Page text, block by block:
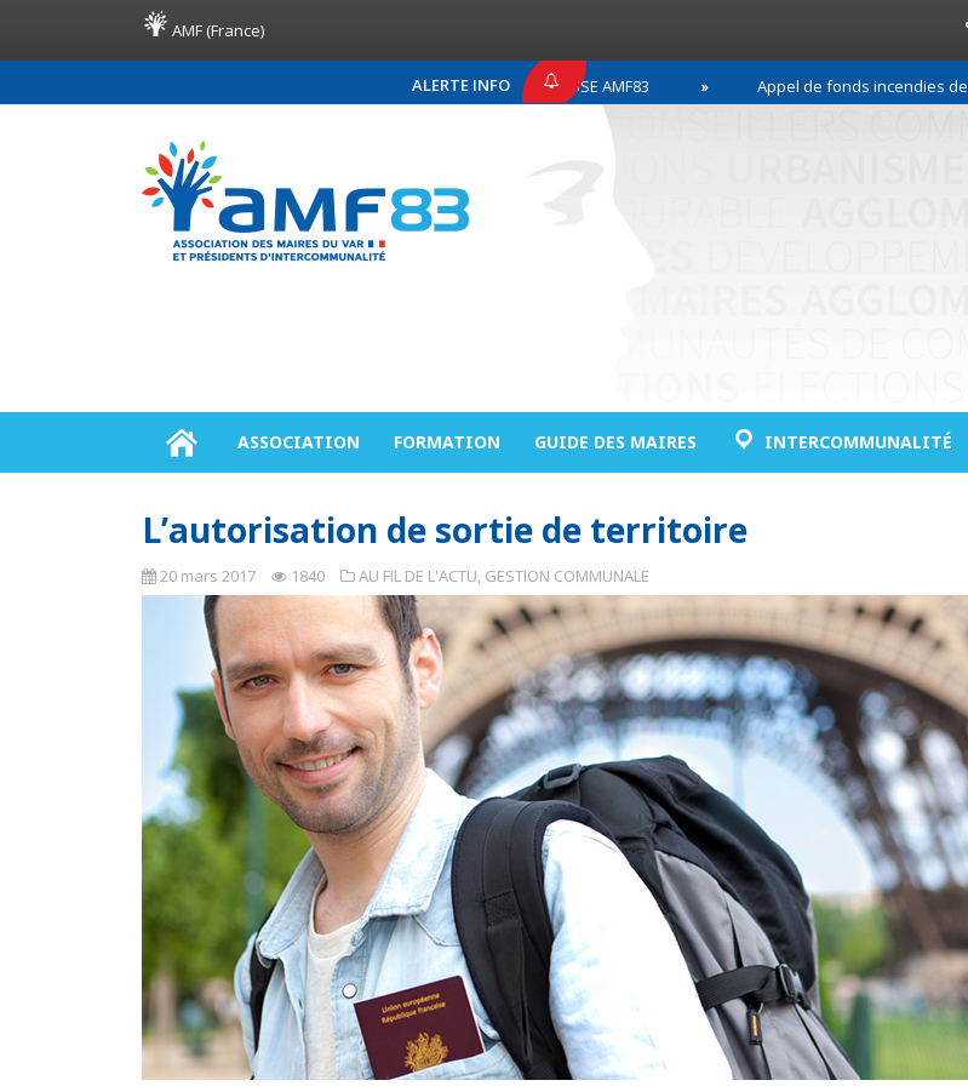
AMF (France)
ALERTE INFO
COMMUNIQUÉ DE PRESSE AMF83 Appel de fonds incendies de forêt
ASSOCIATION FORMATION GUIDE DES MAIRES INTERCOMMUNALITÉ
L’autorisation de sortie de territoire
20 mars 2017 1840 AU FIL DE L'ACTU, GESTION COMMUNALE